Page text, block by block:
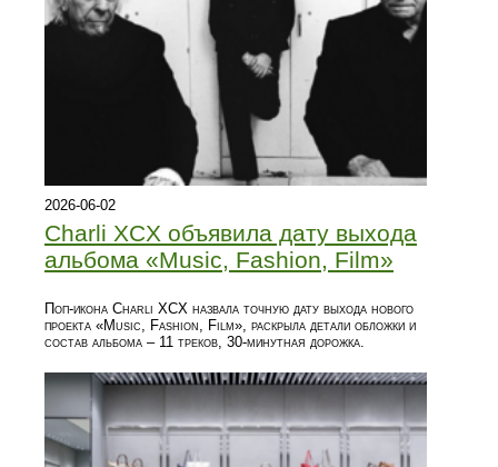
2026-06-02
Charli XCX объявила дату выхода
альбома «Music, Fashion, Film»
Поп-икона Charli XCX назвала точную дату выхода нового
проекта «Music, Fashion, Film», раскрыла детали обложки и
состав альбома – 11 треков, 30‑минутная дорожка.